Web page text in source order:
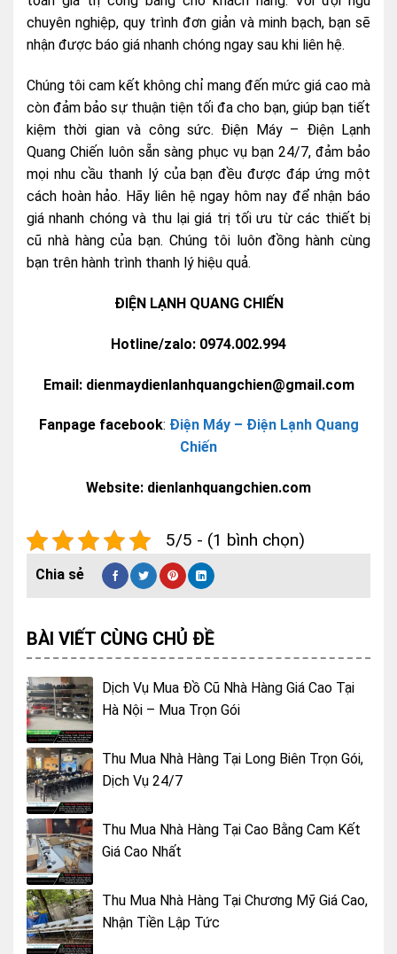
chuyên nghiệp, quy trình đơn giản và minh bạch, bạn sẽ
nhận được báo giá nhanh chóng ngay sau khi liên hệ.
Chúng tôi cam kết không chỉ mang đến mức giá cao mà
còn đảm bảo sự thuận tiện tối đa cho bạn, giúp bạn tiết
kiệm thời gian và công sức. Điện Máy – Điện Lạnh
Quang Chiến luôn sẵn sàng phục vụ bạn 24/7, đảm bảo
mọi nhu cầu thanh lý của bạn đều được đáp ứng một
cách hoàn hảo. Hãy liên hệ ngay hôm nay để nhận báo
giá nhanh chóng và thu lại giá trị tối ưu từ các thiết bị
cũ nhà hàng của bạn. Chúng tôi luôn đồng hành cùng
bạn trên hành trình thanh lý hiệu quả.
ĐIỆN LẠNH QUANG CHIẾN
Hotline/zalo: 0974.002.994
Email: dienmaydienlanhquangchien@gmail.com
Fanpage facebook: Điện Máy – Điện Lạnh Quang
Chiến
Website: dienlanhquangchien.com
5/5 - (1 bình chọn)
BÀI VIẾT CÙNG CHỦ ĐỀ
Dịch Vụ Mua Đồ Cũ Nhà Hàng Giá Cao Tại
Hà Nội – Mua Trọn Gói
Thu Mua Nhà Hàng Tại Long Biên Trọn Gói,
Dịch Vụ 24/7
Thu Mua Nhà Hàng Tại Cao Bằng Cam Kết
Giá Cao Nhất
Thu Mua Nhà Hàng Tại Chương Mỹ Giá Cao,
Nhận Tiền Lập Tức